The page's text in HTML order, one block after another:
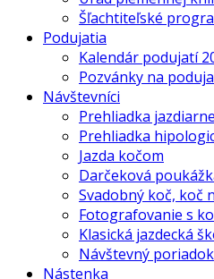
Šľachtiteľské
Podujatia
Kalendár podujatí
Pozvánky na
Návštevníci
Prehliadka jazdiarne
Prehliadka
Jazda kočom
Darčeková
Svadobný koč, koč
Fotografovanie s
Klasická jazdecká
Návštevný poriadok
Nástenka